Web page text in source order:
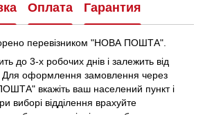
Оплата Гарантия
перевізником "НОВА ПОШТА".
до 3-х робочих днів і залежить від
Для оформлення замовлення через
вкажіть ваш населений пункт і
виборі відділення врахуйте